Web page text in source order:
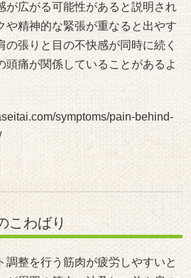
が広がる可能性があると説明され
や精神的な緊張が重なると出やす
の張りと目の不快感が同時に続く
頭痛が関係していることがあるよ
symptoms/pain-behind-
こわばり
調整を行う筋肉が疲労しやすいと